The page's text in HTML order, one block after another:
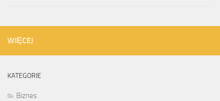
WIĘCEJ
KATEGORIE
Biznes